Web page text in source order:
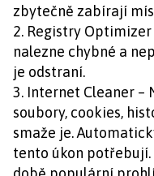
zbytečně zabírají
2. Registry
nalezne chybné a
je odstraní.
3. Internet Cleaner –
soubory, cookies,
smaže je.
tento úkon potřebují.